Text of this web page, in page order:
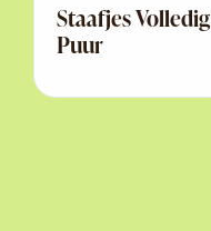
Staafjes Volledig
Puur